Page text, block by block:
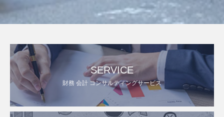
SERVICE
財務 会計 コンサルティングサービス